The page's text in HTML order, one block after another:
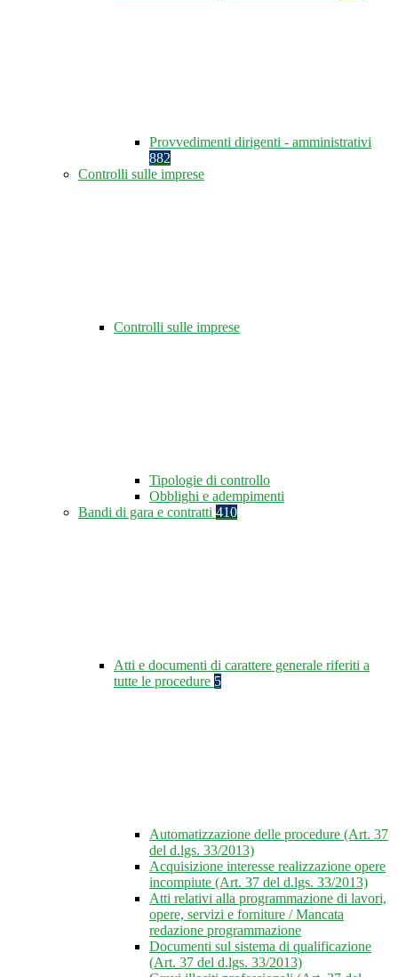
Provvedimenti dirigenti - amministrativi
882
Controlli sulle imprese
Controlli sulle imprese
Tipologie di controllo
Obblighi e adempimenti
Bandi di gara e contratti 410
Atti e documenti di carattere generale riferiti a
tutte le procedure 5
Automatizzazione delle procedure (Art. 37
del d.lgs. 33/2013)
Acquisizione interesse realizzazione opere
incompiute (Art. 37 del d.lgs. 33/2013)
Atti relativi alla programmazione di lavori,
opere, servizi e forniture / Mancata
redazione programmazione
Documenti sul sistema di qualificazione
(Art. 37 del d.lgs. 33/2013)